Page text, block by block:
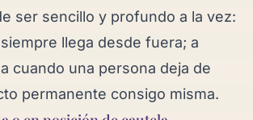
ser sencillo y profundo a la vez:
llega desde fuera; a
cuando una persona deja de
permanente consigo misma.